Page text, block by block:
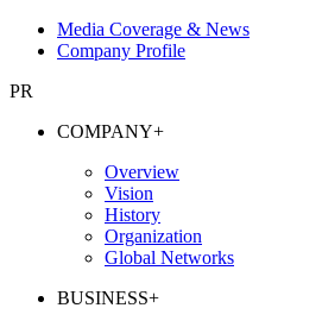
Media Coverage & News
Company Profile
PR
COMPANY+
Overview
Vision
History
Organization
Global Networks
BUSINESS+